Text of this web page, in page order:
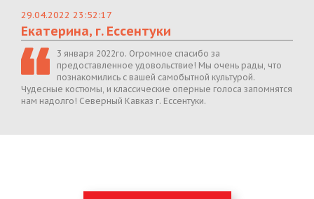
29.04.2022 23:52:17
Екатерина, г. Ессентуки
3 января 2022го. Огромное спасибо за
предоставленное удовольствие! Мы очень рады, что
познакомились с вашей самобытной культурой.
Чудесные костюмы, и классические оперные голоса запомнятся
нам надолго! Северный Кавказ г. Ессентуки.